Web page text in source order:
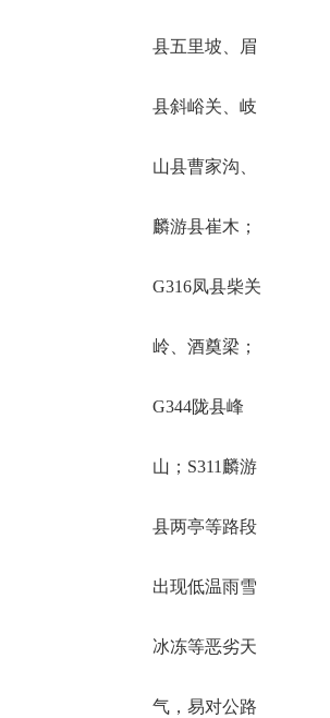
县五里坡、眉
县斜峪关、岐
山县曹家沟、
麟游县崔木；
G316凤县柴关
岭、酒奠梁；
G344陇县峰
山；S311麟游
县两亭等路段
出现低温雨雪
冰冻等恶劣天
气，易对公路